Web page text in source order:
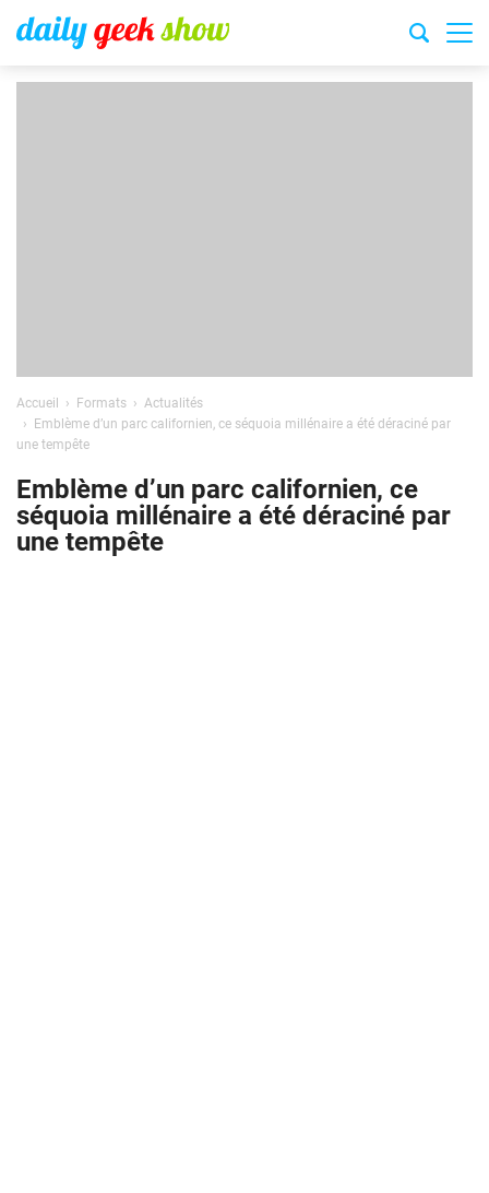
Accueil Formats
Actualités
Emblème d’un parc californien, ce séquoia millénaire a été déraciné par
une tempête
Emblème d’un parc californien, ce
séquoia millénaire a été déraciné par
une tempête